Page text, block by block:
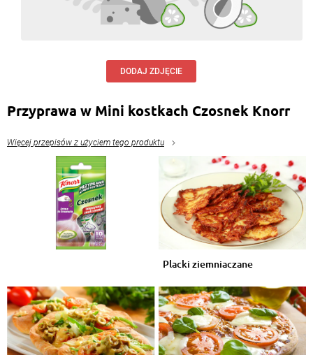
DODAJ ZDJĘCIE
Przyprawa w Mini kostkach Czosnek Knorr
Więcej przepisów z użyciem tego produktu
Placki ziemniaczane